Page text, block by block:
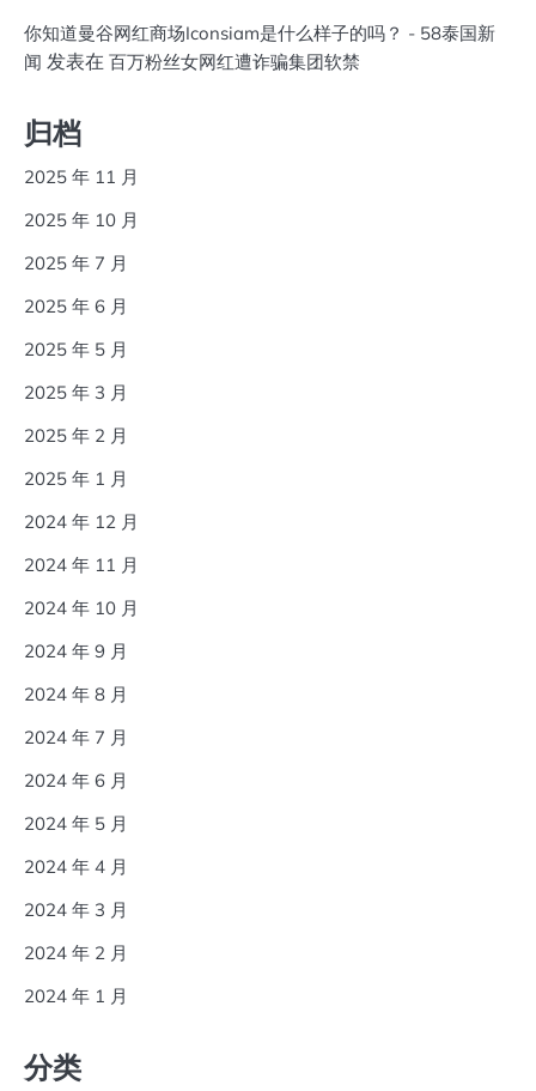
你知道曼谷网红商场Iconsiam是什么样子的吗？ - 58泰国新
闻 发表在 百万粉丝女网红遭诈骗集团软禁
归档
2025 年 11 月
2025 年 10 月
2025 年 7 月
2025 年 6 月
2025 年 5 月
2025 年 3 月
2025 年 2 月
2025 年 1 月
2024 年 12 月
2024 年 11 月
2024 年 10 月
2024 年 9 月
2024 年 8 月
2024 年 7 月
2024 年 6 月
2024 年 5 月
2024 年 4 月
2024 年 3 月
2024 年 2 月
2024 年 1 月
分类